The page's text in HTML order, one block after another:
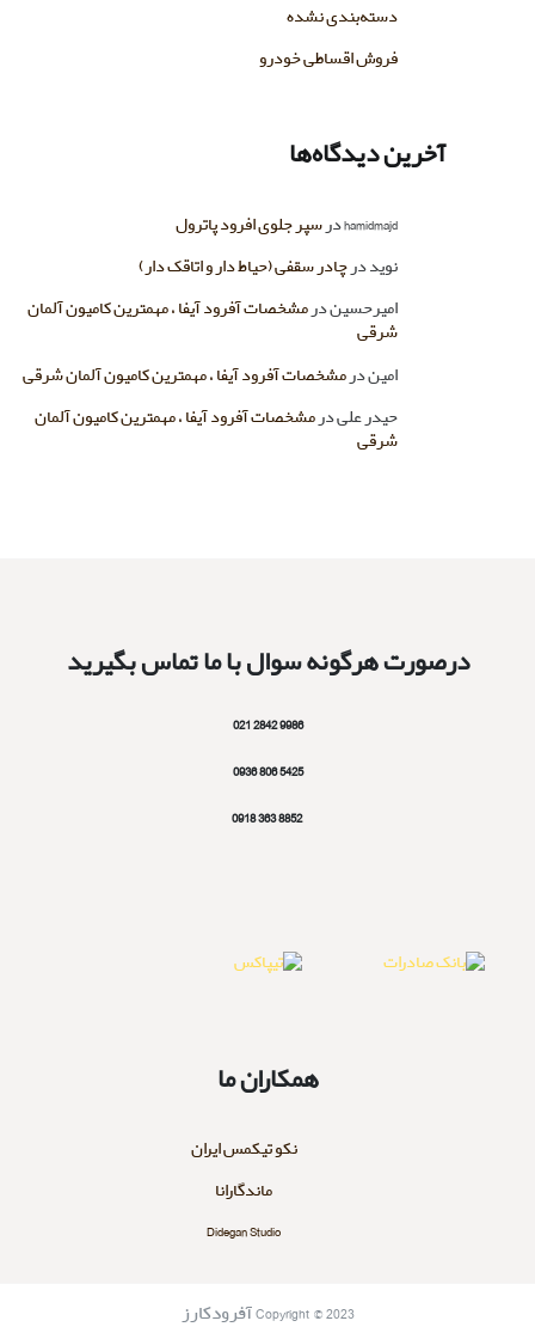
دسته‌بندی نشده
فروش اقساطی خودرو
آخرین دیدگاه‌ها
hamidmajdدرسپر جلوی افرود پاترول
نویددرچادر سقفی (حیاط دار و اتاقک دار)
امیرحسیندرمشخصات آفرود آیفا ، مهمترین کامیون آلمان
شرقی
امیندرمشخصات آفرود آیفا ، مهمترین کامیون آلمان شرقی
حیدر علیدرمشخصات آفرود آیفا ، مهمترین کامیون آلمان
شرقی
درصورت هرگونه سوال با ما تماس بگیرید
9986 2842 021
5425 806 0936
8852 363 0918
همکاران ما
نکو تیکمس ایران
ماندگارانا
Didegan Studio
Copyright © 2023 آفرودکارز